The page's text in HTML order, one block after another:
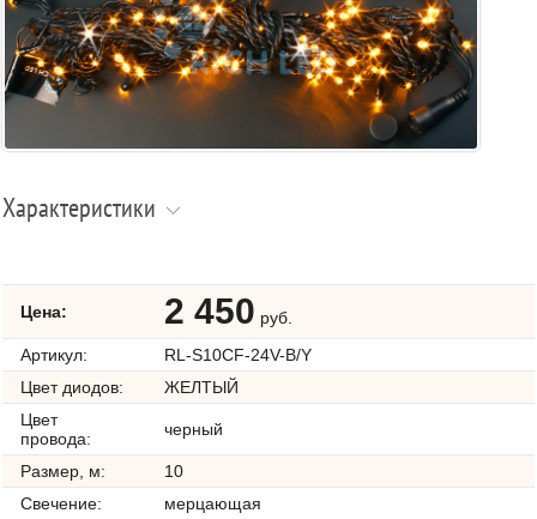
Характеристики
Цена: 2 450 руб.
Артикул:
RL-S10CF-24V-B/Y
Цвет диодов:
ЖЕЛТЫЙ
Цвет
провода:
черный
Размер, м:
10
Свечение:
мерцающая